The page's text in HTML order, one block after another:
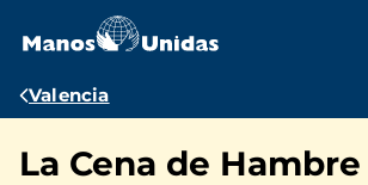
contenido
Ruta
navegación
Valencia
La Cena de